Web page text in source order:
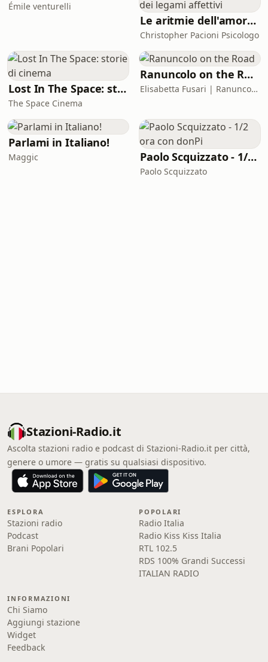
Émile venturelli
Le aritmie dell'amore. Palpitazioni e tachicardia dei legami affettivi
Christopher Pacioni Psicologo
Lost In The Space: storie di cinema
The Space Cinema
Ranuncolo on the Road
Elisabetta Fusari | Ranuncolo Libri
Parlami in Italiano!
Maggic Paolo Scquizzato - 1/2 ora con donPi
Paolo Scquizzato
Stazioni-Radio.it
Ascolta stazioni radio e podcast di Stazioni-Radio.it per città,
genere o umore — gratis su qualsiasi dispositivo.
ESPLORA
Stazioni radio
Podcast
Brani Popolari
POPOLARI
Radio Italia
Radio Kiss Kiss Italia
RTL 102.5
RDS 100% Grandi Successi
ITALIAN RADIO
INFORMAZIONI
Chi Siamo
Aggiungi stazione
Widget
Feedback